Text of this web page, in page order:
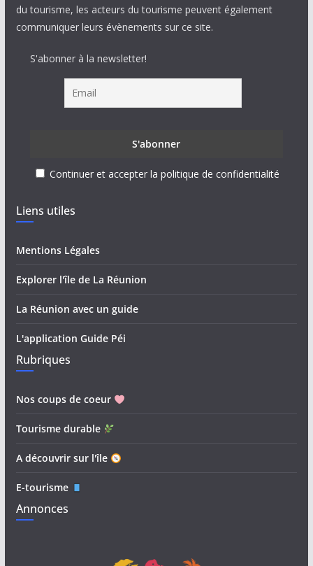
du tourisme, les acteurs du tourisme peuvent également
communiquer leurs évènements sur ce site.
S'abonner à la newsletter!
Continuer et accepter la politique de confidentialité
Liens utiles
Mentions Légales
Explorer l'île de La Réunion
La Réunion avec un guide
L'application Guide Péi
Rubriques
Nos coups de coeur
Tourisme durable
A découvrir sur l'île
E-tourisme
Annonces